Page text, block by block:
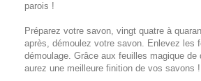
parois !
Préparez votre savon, vingt quatre à
après, démoulez votre savon. Enlevez les
démoulage. Grâce aux feuilles magique de
aurez une meilleure finition de vos savons !